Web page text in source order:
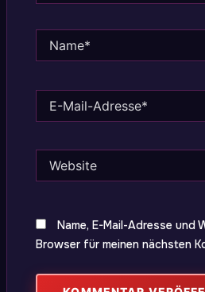
Mail-
Name, E-Mail-Adresse und
Browser für meinen nächsten